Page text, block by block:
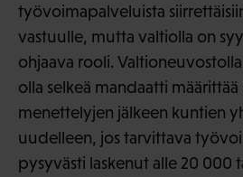
työvoimapalveluista
vastuulle, mutta valtiolla on
ohjaava rooli.
olla selkeä mandaatti
menettelyjen jälkeen kuntien
uudelleen, jos tarvittava
pysyvästi laskenut alle 20 000